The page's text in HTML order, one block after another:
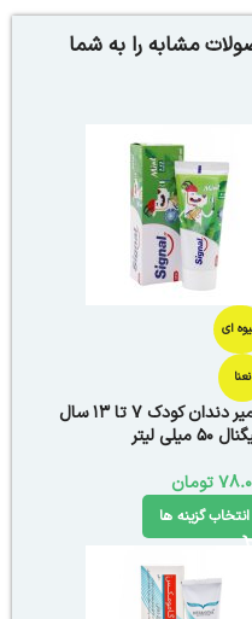
مشابه را به شما
ای
نعنا
خمیر دندان کودک 7 تا 13 سال
میلی لیتر
تومان
انتخاب گزینه ها